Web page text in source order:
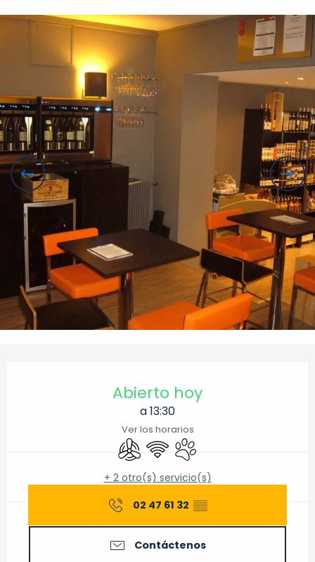
Abierto hoy
a 13:30
Ver los horarios
Aire Acondicionado
Wifi Se aceptan animales
+ 2 otro(s) servicio(s)
02 47 61 32 ▒▒
Contáctenos